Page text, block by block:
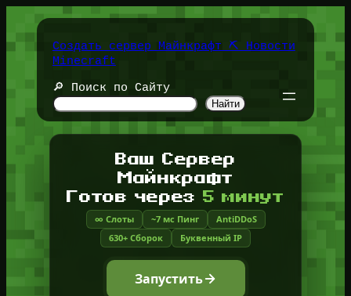
содержимомуСоздать сервер Майнкрафт ⛏️ Новости
Minecraft
🔎 Поиск по Сайту
Найти
Ваш Сервер
Майнкрафт
Готов через 5 минут
∞ Слоты ~7 мс Пинг
AntiDDoS
630+ Сборок
Буквенный IP
Запустить